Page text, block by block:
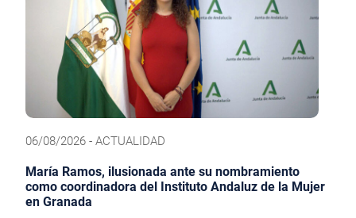
06/08/2026 - ACTUALIDAD
María Ramos, ilusionada ante su nombramiento
como coordinadora del Instituto Andaluz de la Mujer
en Granada